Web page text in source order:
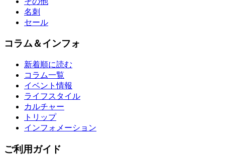
名刺
セール
コラム＆インフォ
新着順に読む
コラム一覧
イベント情報
ライフスタイル
カルチャー
トリップ
インフォメーション
ご利用ガイド